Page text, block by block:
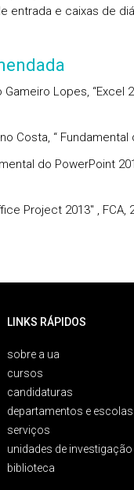
entrada e caixas de
Lopes, “Excel
Costa, “ Fundamental
do PowerPoint
Project 2013" , FCA,
LINKS RÁPIDOS
sobre a ua
cursos
candidaturas
departamentos e escolas
serviços
unidades de investigação
biblioteca